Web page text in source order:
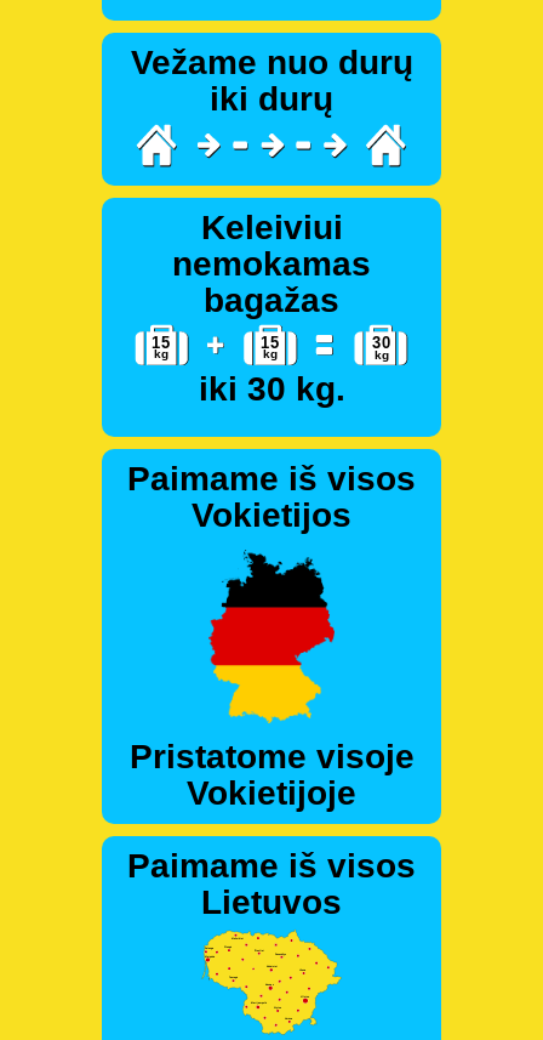
Vežame nuo durų
iki durų
Keleiviui
nemokamas
bagažas
iki 30 kg.
Paimame iš visos
Vokietijos
Pristatome visoje
Vokietijoje
Paimame iš visos
Lietuvos